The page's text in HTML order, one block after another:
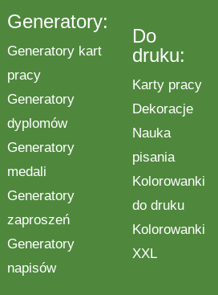
Generatory:
Generatory kart
pracy
Generatory
dyplomów
Generatory
medali
Generatory
zaproszeń
Generatory
napisów
Do
druku:
Karty pracy
Dekoracje
Nauka
pisania
Kolorowanki
do druku
Kolorowanki
XXL